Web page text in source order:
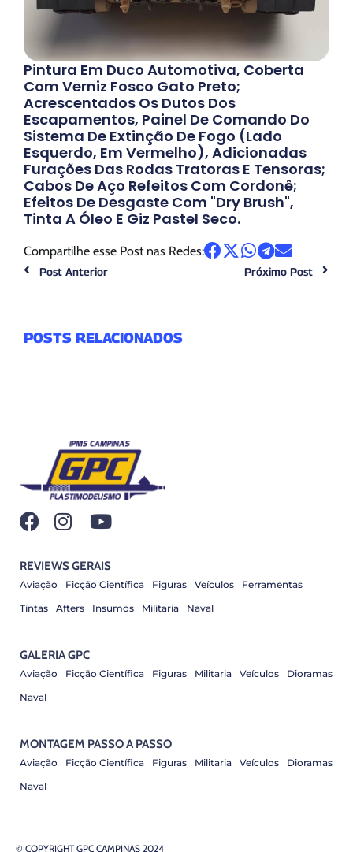
Pintura Em Duco Automotiva, Coberta
Com Verniz Fosco Gato Preto;
Acrescentados Os Dutos Dos
Escapamentos, Painel De Comando Do
Sistema De Extinção De Fogo (lado
Esquerdo, Em Vermelho), Adicionadas
Furações Das Rodas Tratoras E Tensoras;
Cabos De Aço Refeitos Com Cordonê;
Efeitos De Desgaste Com "dry Brush",
Tinta A Óleo E Giz Pastel Seco.
Compartilhe esse Post nas Redes:
Post Anterior Próximo Post
POSTS RELACIONADOS
GALERIA GPC
Aviação Ficção Científica Figuras Militaria Veículos
Dioramas
Naval
REVIEWS GERAIS
Aviação Ficção Científica Figuras Veículos
Ferramentas
Tintas
Afters Insumos Militaria Naval
MONTAGEM PASSO A PASSO
Aviação Ficção Científica Figuras Militaria Veículos
Dioramas
Naval
© COPYRIGHT GPC CAMPINAS 2024